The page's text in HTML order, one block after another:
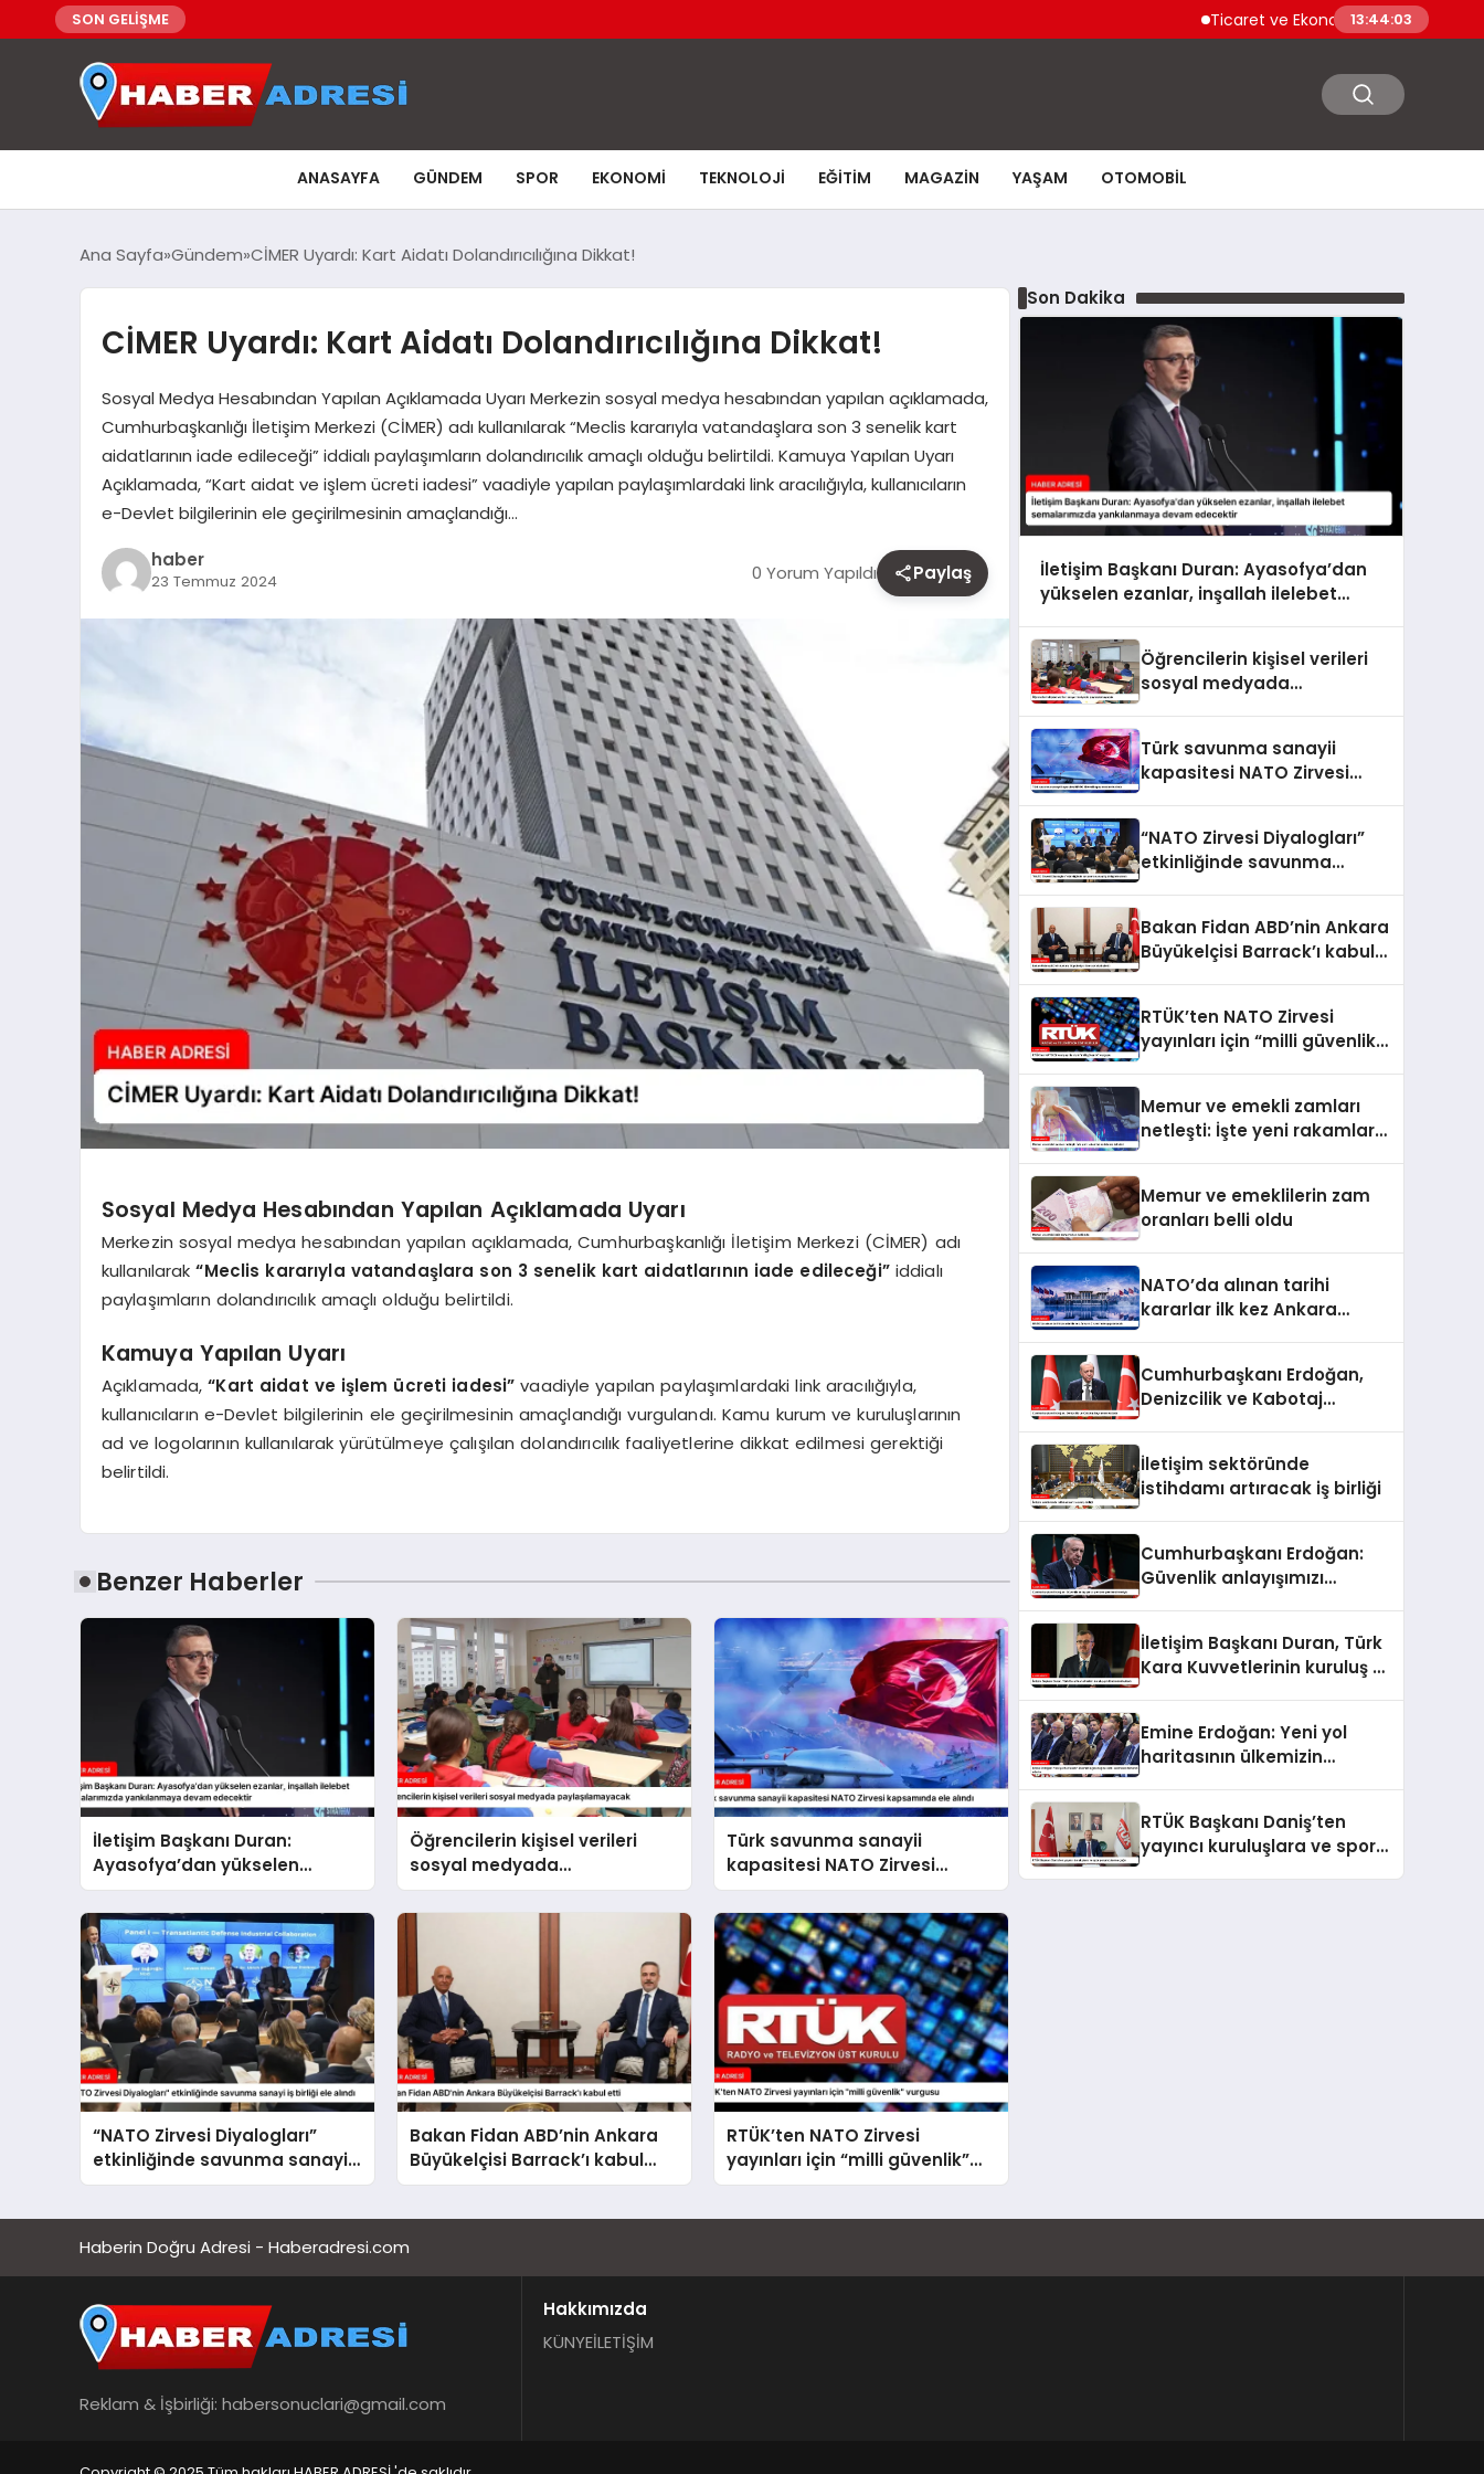
SON GELİŞME Ticaret ve Ekonomik Kulübü Genel
13:44:04
ANASAYFA GÜNDEM SPOR EKONOMI TEKNOLOJI EĞITIM MAGAZIN YAŞAM OTOMOBIL
Ana Sayfa Gündem CİMER Uyardı: Kart Aidatı Dolandırıcılığına Dikkat!
CİMER Uyardı: Kart Aidatı Dolandırıcılığına Dikkat!
Sosyal Medya Hesabından Yapılan Açıklamada Uyarı Merkezin sosyal medya hesabından yapılan açıklamada,
Cumhurbaşkanlığı İletişim Merkezi (CİMER) adı kullanılarak “Meclis kararıyla vatandaşlara son 3 senelik kart
aidatlarının iade edileceği” iddialı paylaşımların dolandırıcılık amaçlı olduğu belirtildi. Kamuya Yapılan Uyarı
Açıklamada, “Kart aidat ve işlem ücreti iadesi” vaadiyle yapılan paylaşımlardaki link aracılığıyla, kullanıcıların
e-Devlet bilgilerinin ele geçirilmesinin amaçlandığı…
haber
23 Temmuz 2024 0 Yorum Yapıldı Paylaş
Sosyal Medya Hesabından Yapılan Açıklamada Uyarı
Merkezin sosyal medya hesabından yapılan açıklamada, Cumhurbaşkanlığı İletişim Merkezi (CİMER) adı
kullanılarak“Meclis kararıyla vatandaşlara son 3 senelik kart aidatlarının iade edileceği”iddialı
paylaşımların dolandırıcılık amaçlı olduğu belirtildi.
Kamuya Yapılan Uyarı
Açıklamada,“Kart aidat ve işlem ücreti iadesi” vaadiyle yapılan paylaşımlardaki link aracılığıyla,
kullanıcıların e-Devlet bilgilerinin ele geçirilmesinin amaçlandığı vurgulandı. Kamu kurum ve kuruluşlarının
ad ve logolarının kullanılarak yürütülmeye çalışılan dolandırıcılık faaliyetlerine dikkat edilmesi gerektiği
belirtildi.
Benzer Haberler
İletişim Başkanı Duran:
Ayasofya’dan yükselen
ezanlar, inşallah ilelebet
semalarımızda yankılanmaya
devam edecektir
Öğrencilerin kişisel verileri
sosyal medyada
paylaşılamayacak
Türk savunma sanayii
kapasitesi NATO Zirvesi
kapsamında ele alındı
“NATO Zirvesi Diyalogları”
etkinliğinde savunma sanayi
iş birliği ele alındı
Bakan Fidan ABD’nin Ankara
Büyükelçisi Barrack’ı kabul
etti
RTÜK’ten NATO Zirvesi
yayınları için “milli güvenlik”
vurgusu
Son Dakika
İletişim Başkanı Duran: Ayasofya’dan
yükselen ezanlar, inşallah ilelebet
edecektir
Öğrencilerin kişisel verileri
sosyal medyada
Türk savunma sanayii
kapasitesi NATO Zirvesi
“NATO Zirvesi Diyalogları”
etkinliğinde savunma
Bakan Fidan ABD’nin Ankara
Büyükelçisi Barrack’ı kabul
RTÜK’ten NATO Zirvesi
yayınları için “milli güvenlik”
Memur ve emekli zamları
netleşti: İşte yeni rakamlar
Memur ve emeklilerin zam
oranları belli oldu
NATO’da alınan tarihi
kararlar ilk kez Ankara
Cumhurbaşkanı Erdoğan,
Denizcilik ve Kabotaj
İletişim sektöründe
istihdamı artıracak iş birliği
Cumhurbaşkanı Erdoğan:
Güvenlik anlayışımızı
İletişim Başkanı Duran, Türk
Kara Kuvvetlerinin kuruluş yıl
Emine Erdoğan: Yeni yol
haritasının ülkemizin
RTÜK Başkanı Daniş’ten
yayıncı kuruluşlara ve spor
Haberin Doğru Adresi - Haberadresi.com
Reklam & İşbirliği: habersonuclari@gmail.com
Hakkımızda
KÜNYEİLETİŞİM